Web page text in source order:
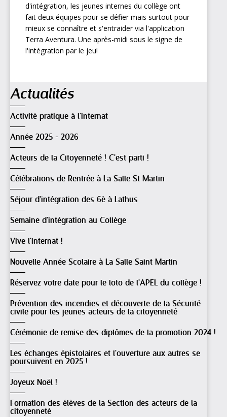
d'intégration, les jeunes internes du collège ont
fait deux équipes pour se défier mais surtout pour
mieux se connaître et s'entraider via l'application
Terra Aventura. Une après-midi sous le signe de
l'intégration par le jeu!
Actualités
Activité pratique à l'internat
Année 2025 - 2026
Acteurs de la Citoyenneté ! C'est parti !
Célébrations de Rentrée à La Salle St Martin
Séjour d'intégration des 6è à Lathus
Semaine d'intégration au Collège
Vive l'internat !
Nouvelle Année Scolaire à La Salle Saint Martin
Réservez votre date pour le loto de l'APEL du collège !
Prévention des incendies et découverte de la Sécurité
civile pour les jeunes acteurs de la citoyenneté
Cérémonie de remise des diplômes de la promotion 2024 !
Les échanges épistolaires et l'ouverture aux autres se
poursuivent en 2025 !
Joyeux Noël !
Formation des élèves de la Section des acteurs de la
citoyenneté